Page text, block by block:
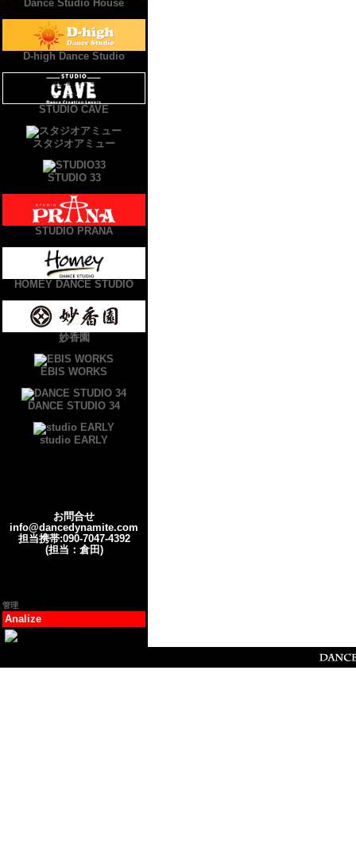
Dance Studio House
D-high Dance Studio
STUDIO CAVE
スタジオアミュー
STUDIO 33
STUDIO PRANA
HOMEY DANCE STUDIO
妙香園
EBIS WORKS
DANCE STUDIO 34
studio EARLY
お問合せ
info@dancedynamite.com
担当携帯:090-7047-4392
(担当：倉田)
管理
Analize